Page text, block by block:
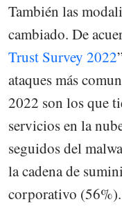
También las
cambiado. De
Trust Survey 2022
ataques más
2022 son los que
servicios en la
seguidos del
la cadena de
corporativo (56%).